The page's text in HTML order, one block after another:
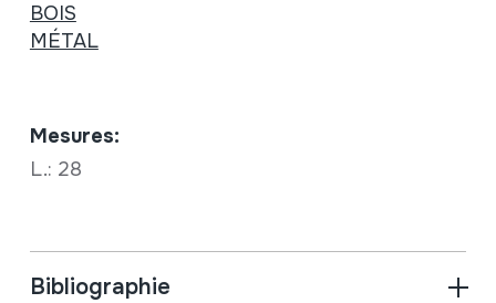
BOIS
MÉTAL
Mesures:
L.: 28
Bibliographie